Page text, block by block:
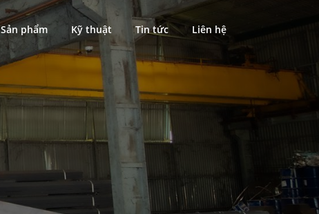
Sản phẩm Kỹ thuật Tin tức Liên hệ